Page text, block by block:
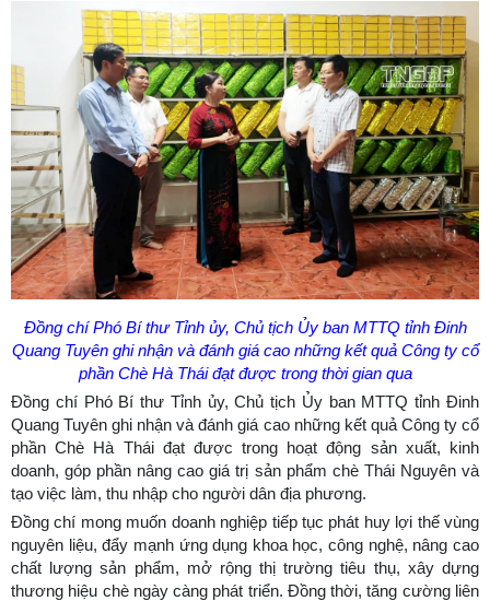
Đồng chí Phó Bí thư Tỉnh ủy, Chủ tịch Ủy ban MTTQ tỉnh Đinh
Quang Tuyên ghi nhận và đánh giá cao những kết quả Công ty cổ
phần Chè Hà Thái đạt được trong thời gian qua
Đồng chí Phó Bí thư Tỉnh ủy, Chủ tịch Ủy ban MTTQ tỉnh Đinh
Quang Tuyên ghi nhận và đánh giá cao những kết quả Công ty cổ
phần Chè Hà Thái đạt được trong hoạt động sản xuất, kinh
doanh, góp phần nâng cao giá trị sản phẩm chè Thái Nguyên và
tạo việc làm, thu nhập cho người dân địa phương.
Đồng chí mong muốn doanh nghiệp tiếp tục phát huy lợi thế vùng
nguyên liệu, đẩy mạnh ứng dụng khoa học, công nghệ, nâng cao
chất lượng sản phẩm, mở rộng thị trường tiêu thụ, xây dựng
thương hiệu chè ngày càng phát triển. Đồng thời, tăng cường liên